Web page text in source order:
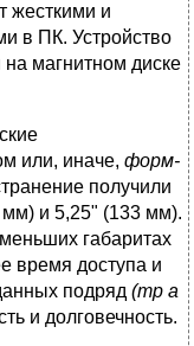
жесткими и
в ПК. Устройство
магнитном диске
или, иначе, форм-
получили
и 5,25" (133 мм).
габаритах
время доступа и
подряд (тр а
и долговечность.